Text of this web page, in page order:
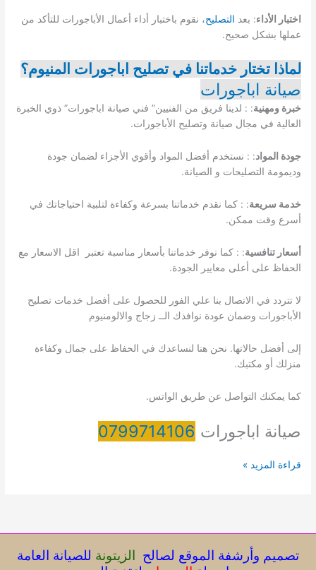
اختبار الأداء: بعد التصليح، نقوم باختبار أداء أعمال الأباجورات للتأكد من
عملها بشكل صحيح.
لماذا تختار خدماتنا في تصليح اباجورات المنيوم؟
صيانة اباجورات
خبرة ومهنية: : لدينا فريق من الفنيين” فني صيانة اباجورات” ذوي الخبرة
العالية في مجال صيانة وتصليح الأباجورات.
جودة المواد: : نستخدم أفضل المواد وأقوي الأجزاء لضمان جودة
وديمومة التصليحات و الصيانة.
خدمة سريعة: : كما نقدم خدماتنا بسرعة وكفاءة لتلبية احتياجاتك في
أسرع وقت ممكن.
أسعار تنافسية: : كما نوفر خدماتنا بأسعار مناسبة تعتبر اقل الاسعار مع
الحفاظ على أعلى معايير الجودة.
لا تتردد في الاتصال بنا علي الفور للحصول على أفضل خدمات تصليح
الأباجورات وضمان عودة نوافذك الــ زجاج والالومنيوم
إلى أفضل حالاتها. نحن هنا لنساعدك في الحفاظ على جمال وكفاءة
منزلك أو مكتبك.
كما يمكنك التواصل عن طريق الواتس.
صيانة اباجورات 0799714106
صيانة
قراءة المزيد »
تصميم وأرشفة الموقع لصالح الزيتونة للصيانة العامة